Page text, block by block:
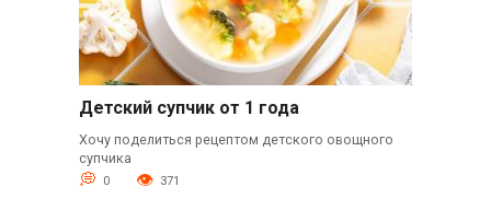
Детский супчик от 1 года
Хочу поделиться рецептом детского овощного
супчика
0 371